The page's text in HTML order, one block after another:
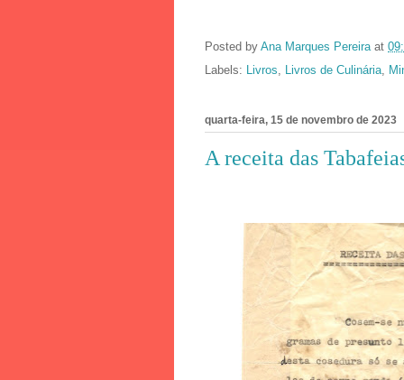
Posted by Ana Marques Pereira at
Labels: Livros, Livros de Culinária,
quarta-feira, 15 de novembro de 2023
A receita das